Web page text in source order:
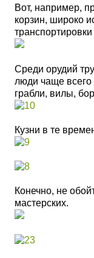
Вот, например,
корзин, широко
Среди орудий
люди чаще всего
грабли, вилы,
Кузни в те
Конечно, не
мастерских.